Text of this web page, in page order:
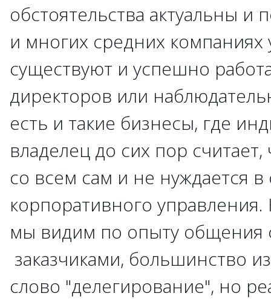
обстоятельства актуальны
и многих средних компаниях
существуют и успешно
директоров или
есть и такие бизнесы, где
владелец до сих пор
со всем сам и не нуждается в
корпоративного
мы видим по опыту общения
заказчиками, большинство
слово "делегирование", но